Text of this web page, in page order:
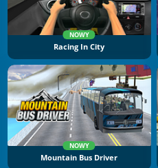
NOWY
Racing In City
NOWY
Mountain Bus Driver